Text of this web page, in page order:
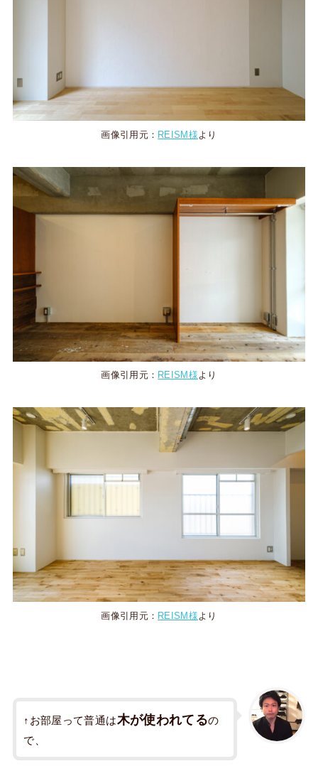
画像引用元： REISM様 より
画像引用元： REISM様より
画像引用元： REISM様 より
↑お部屋って普通は木が使われてるの
で、